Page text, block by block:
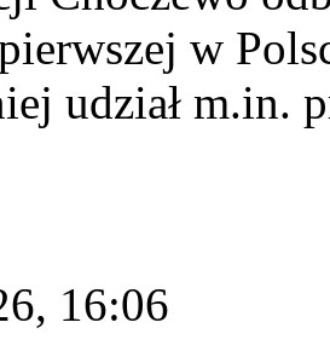
w
udział m.in.
16:06